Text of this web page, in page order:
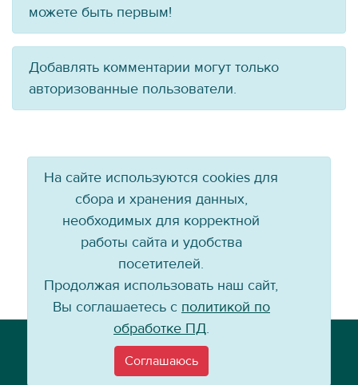
можете быть первым!
Добавлять комментарии могут только
авторизованные пользователи.
Email:info@baikal-energy.ru
На сайте используются cookies для
сбора и хранения данных,
необходимых для корректной
работы сайта и удобства
посетителей.
Продолжая использовать наш сайт,
Вы соглашаетесь с политикой по
обработке ПД.
Соглашаюсь